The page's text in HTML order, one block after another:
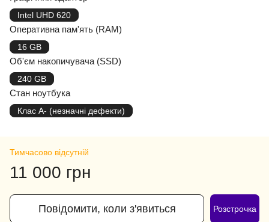
Intel UHD 620
Оперативна пам'ять (RAM)
16 GB
Об'єм накопичувача (SSD)
240 GB
Стан ноутбука
Клас A- (незначні дефекти)
Тимчасово відсутній
11 000 грн
Повідомити, коли з'явиться Розстрочка